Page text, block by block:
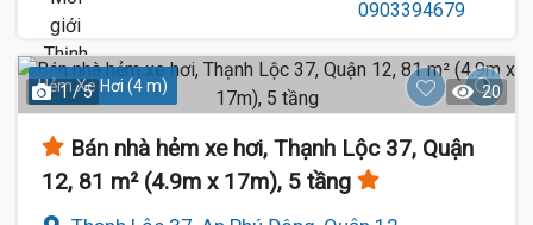
Hẻm Xe Hơi (4 m)
1 / 5 20
Bán nhà hẻm xe hơi, Thạnh Lộc 37, Quận
12, 81 m² (4.9m x 17m), 5 tầng